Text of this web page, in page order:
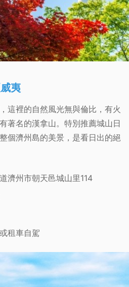
夷
這裡的自然風光無與倫比，有火
著名的漢拿山。特別推薦城山日
個濟州島的美景，是看日出的絕
濟州市朝天邑城山里114
租車自駕